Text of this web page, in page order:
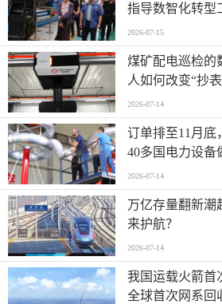
指导数智化转型
2026-07-15
煤矿配电巡检的
人如何改变“抄
2026-07-14
订单排至11月底
40多国电力设备
2026-07-14
万亿存量翻新潮
来护航？
2026-07-14
我国运载火箭首
全球首次网系回